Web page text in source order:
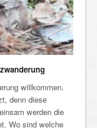
willkommen.
denn diese
werden die
Wo sind welche